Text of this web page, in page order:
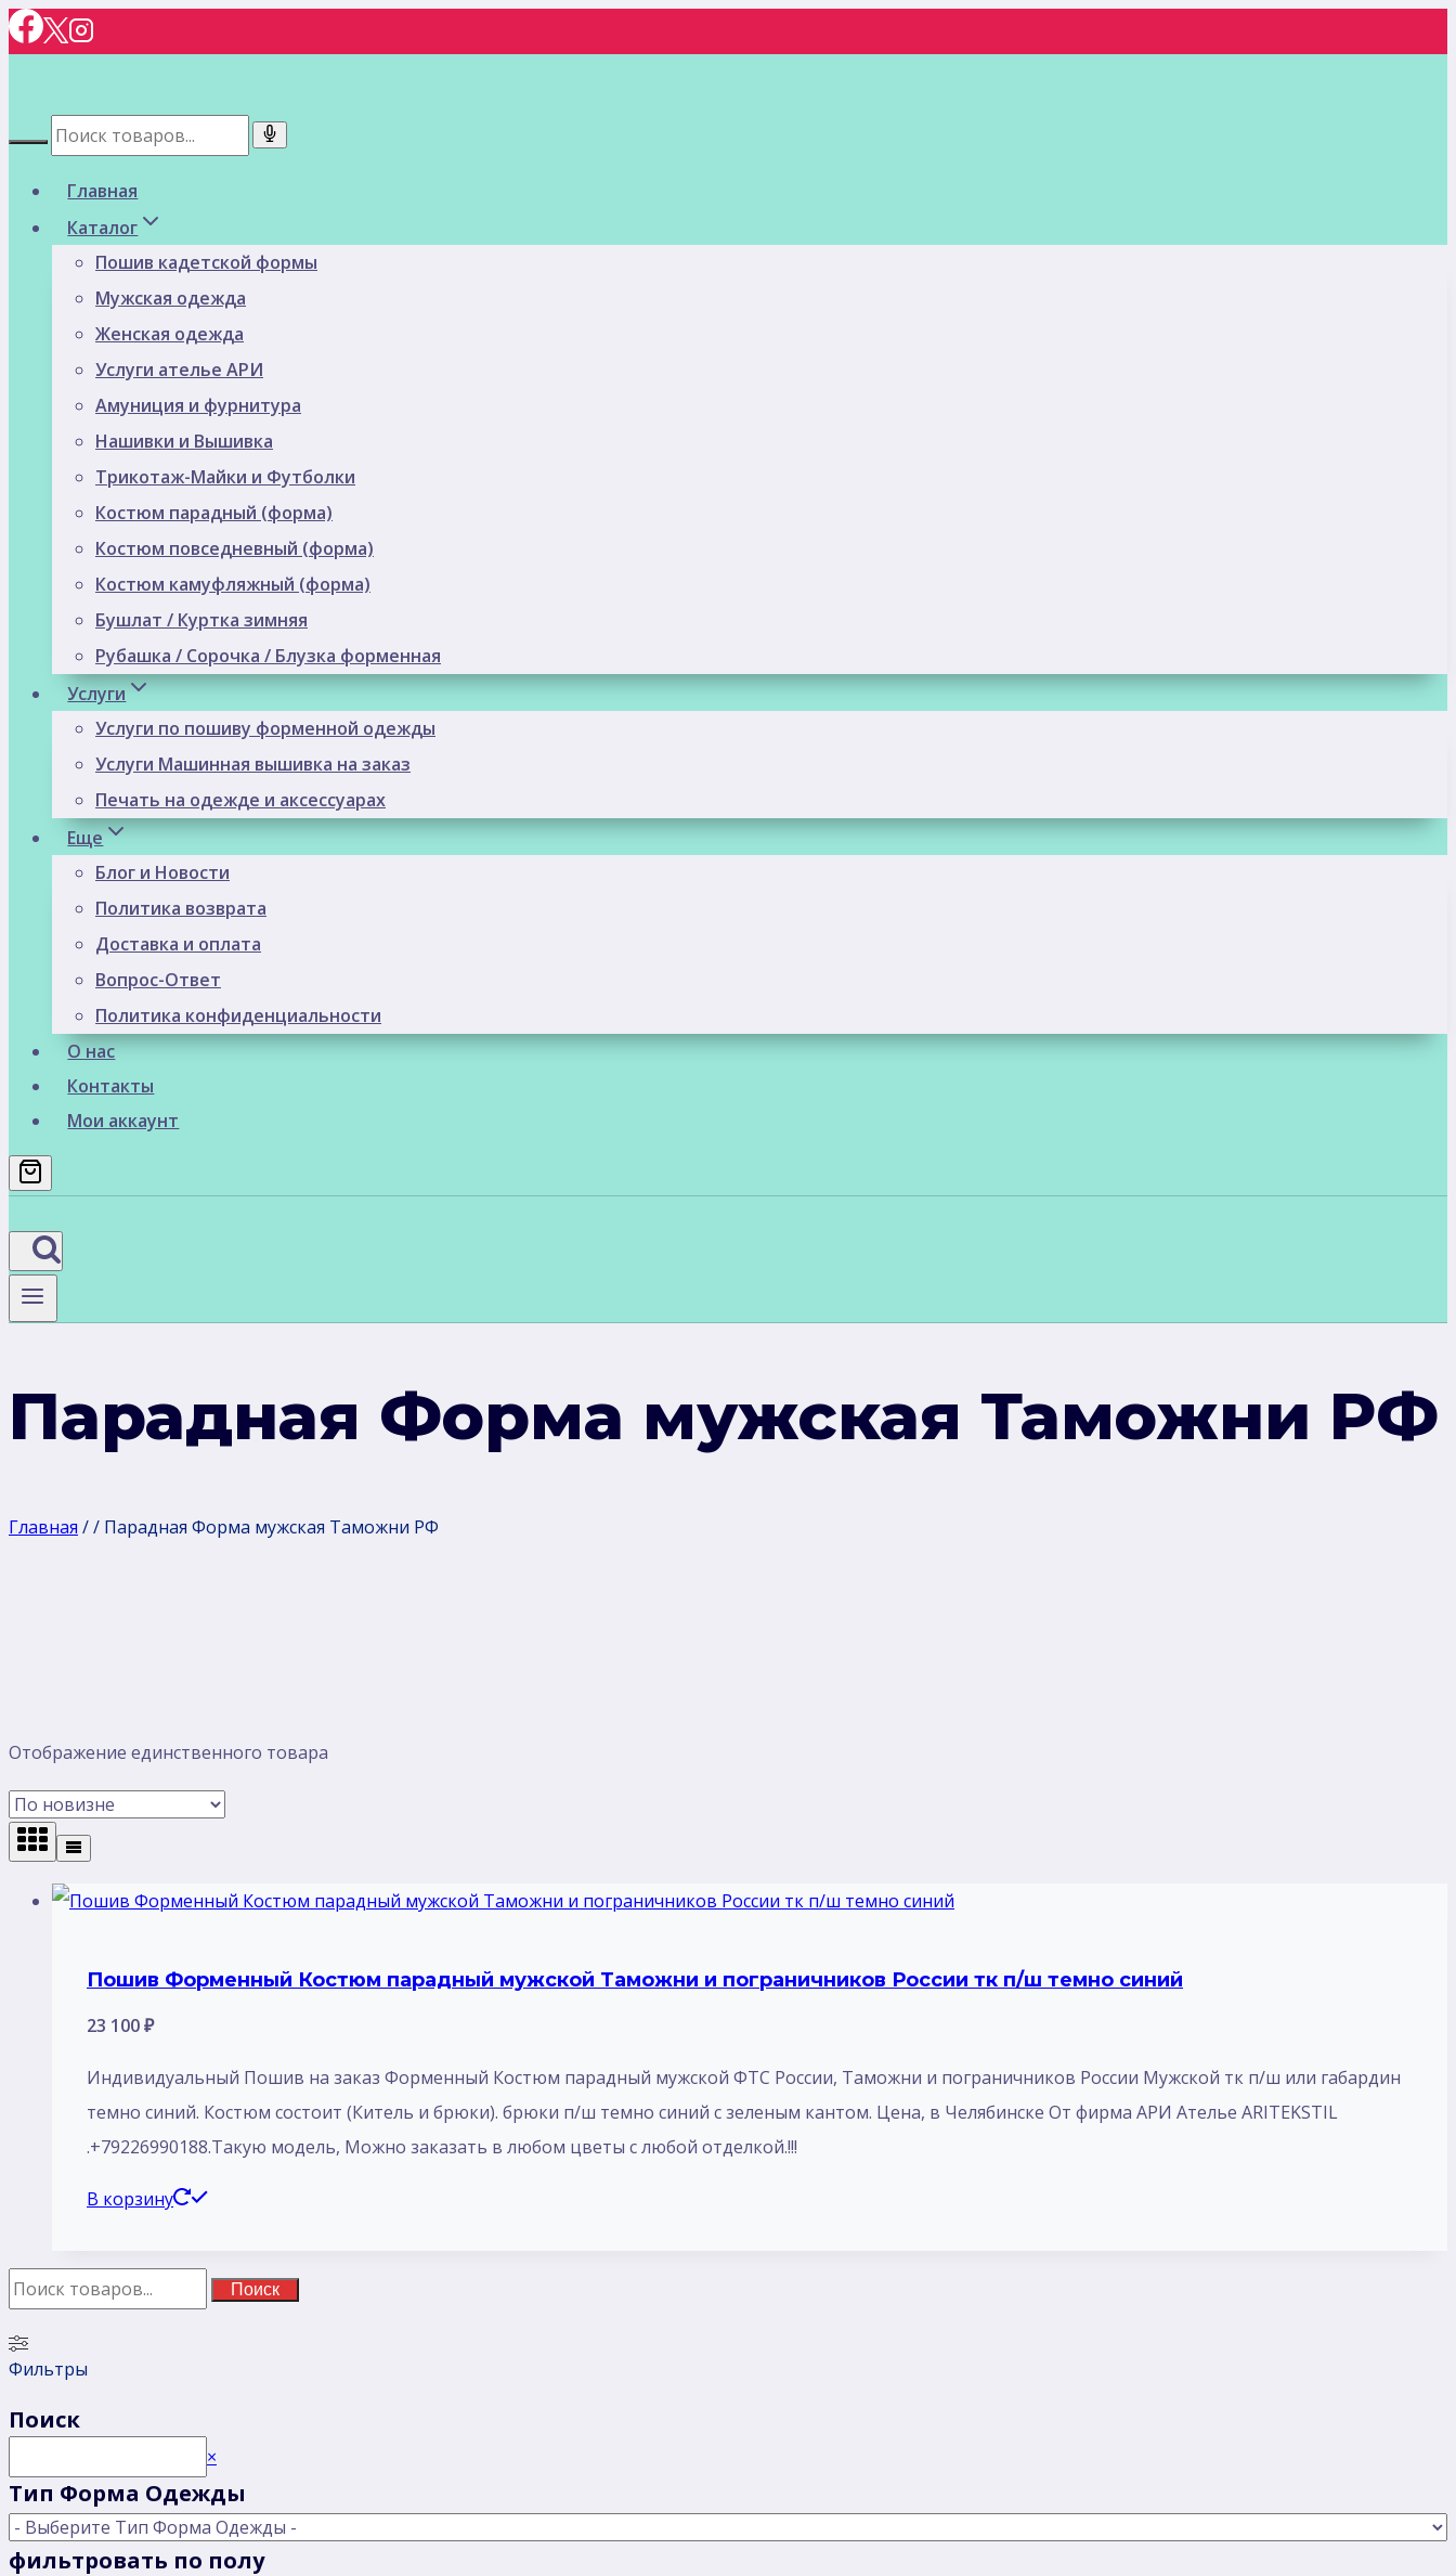
Перейти
к
Главная
Каталог
Пошив кадетской формы
Мужская одежда
Женская одежда
Услуги ателье АРИ
Амуниция и фурнитура
Нашивки и Вышивка
Трикотаж-Майки и Футболки
Костюм парадный (форма)
Костюм повседневный (форма)
Костюм камуфляжный (форма)
Бушлат / Куртка зимняя
Рубашка / Сорочка / Блузка форменная
Услуги
Услуги по пошиву форменной одежды
Услуги Машинная вышивка на заказ
Печать на одежде и аксессуарах
Еще
Блог и Новости
Политика возврата
Доставка и оплата
Вопрос-Ответ
Политика конфиденциальности
О нас
Контакты
Мои аккаунт
Парадная Форма мужская Таможни РФ
Главная // Парадная Форма мужская Таможни РФ
Отображение единственного товара
Пошив Форменный Костюм парадный мужской Таможни и пограничников России тк п/ш темно синий
23 100₽
Индивидуальный Пошив на заказ Форменный Костюм парадный мужской ФТС России, Таможни и пограничников России Мужской тк п/ш или габардин
темно синий. Костюм состоит (Китель и брюки). брюки п/ш темно синий с зеленым кантом. Цена, в Челябинске От фирма АРИ Ателье ARITEKSTIL
.+79226990188.Такую модель, Mожно заказать в любом цветы с любой отделкой.!!!
В корзину
Поиск
Фильтры
Поиск
×
Тип Форма Одежды
фильтровать по полу